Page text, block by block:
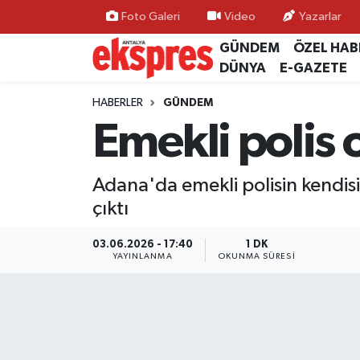
Foto Galeri Video Yazarlar
GÜNDEM ÖZEL
DÜNYA
E-GAZETE
HABERLER GÜNDEM
Emekli polis
Adana'da emekli polisin
çıktı
03.06.2026 - 17:40
YAYINLANMA
1 DK
OKUNMA SÜRESI
ÖZEL HABER
GÜNDEM
YEREL GÜNDEM
EKONOMİ
Nöbetçi Eczaneler
Hava Durumu
Trafik Durumu
Süper Lig Puan Durumu ve Fikstür